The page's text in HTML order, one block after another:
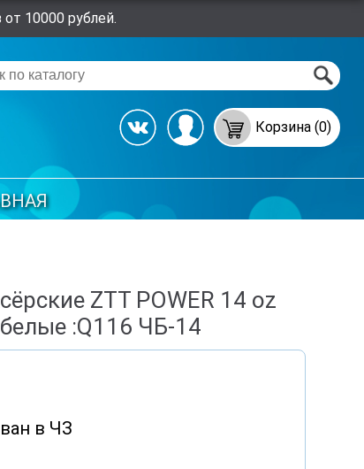
10000 рублей.
Корзина (0)
ZTT POWER 14 oz
:Q116 ЧБ-14
в ЧЗ